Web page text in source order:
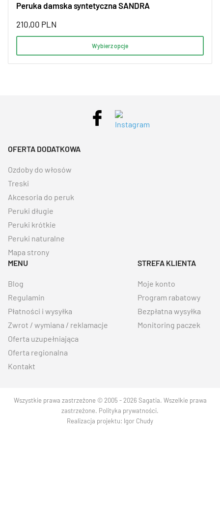
Peruka damska syntetyczna SANDRA
210,00 PLN
Wybierz opcje
OFERTA DODATKOWA
Ozdoby do włosów
Treski
Akcesoria do peruk
Peruki długie
Peruki krótkie
Peruki naturalne
Mapa strony
MENU
Blog
Regulamin
Płatności i wysyłka
Zwrot / wymiana / reklamacje
Oferta uzupełniająca
Oferta regionalna
Kontakt
STREFA KLIENTA
Moje konto
Program rabatowy
Bezpłatna wysyłka
Monitoring paczek
Wszystkie prawa zastrzeżone © 2005 - 2026 Sagatia. Wszelkie prawa
zastrzeżone. Polityka prywatności.
Realizacja projektu: Igor Chudy